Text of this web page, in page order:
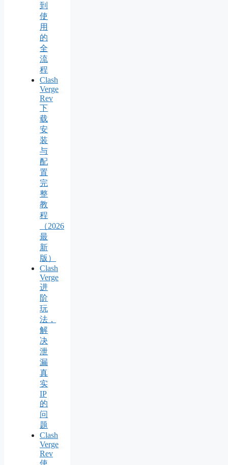
到
使
用
的
全
流
程
Clash
Verge
Rev
下
载
安
装
与
配
置
完
整
教
程
（2026
最
新
版）
Clash
Verge
进
阶
玩
法，
解
决
泄
漏
真
实
IP
的
问
题
Clash
Verge
Rev